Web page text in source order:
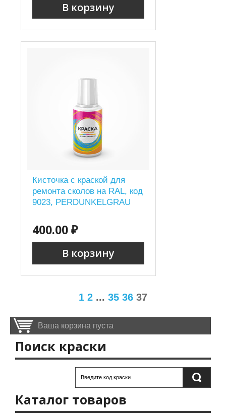
В корзину
Кисточка с краской для
ремонта сколов на RAL, код
9023, PERDUNKELGRAU
400.00 ₽
В корзину
1 2 ... 35 36 37
Ваша корзина пуста
Поиск краски
Каталог товаров